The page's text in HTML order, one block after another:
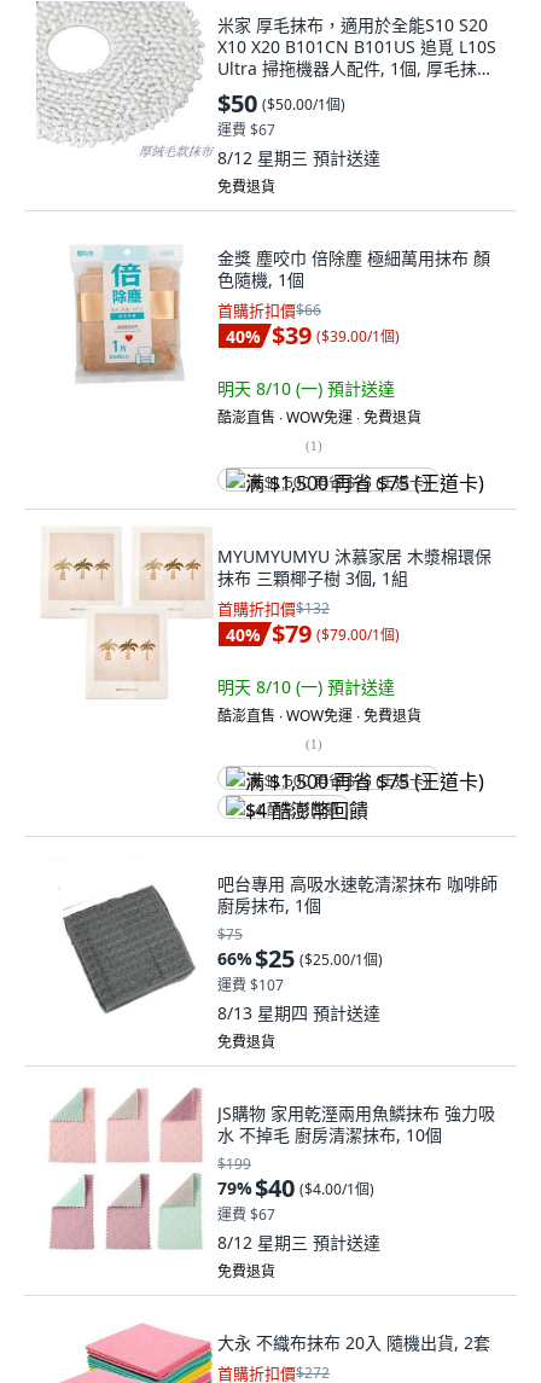
米家 厚毛抹布，適用於全能S10 S20
X10 X20 B101CN B101US 追覓 L10S
Ultra 掃拖機器人配件, 1個, 厚毛抹布
(S10+ X10+) 適用
$50 ($50.00/1個)
運費 $67
8/12 星期三 預計送達
免費退貨
金獎 塵咬巾 倍除塵 極細萬用抹布 顏
色隨機, 1個
首購折扣價$66
40% $39 ($39.00/1個)
明天 8/10 (一) 預計送達
酷澎直售 ∙ WOW免運 ∙ 免費退貨
(1)
满 $1,500 再省 $75 (王道卡)
MYUMYUMYU 沐慕家居 木漿棉環保
抹布 三顆椰子樹 3個, 1組
首購折扣價$132
40% $79 ($79.00/1個)
明天 8/10 (一) 預計送達
酷澎直售 ∙ WOW免運 ∙ 免費退貨
(1)
满 $1,500 再省 $75 (王道卡)
$4 酷澎幣回饋
吧台專用 高吸水速乾清潔抹布 咖啡師
廚房抹布, 1個
$75
66%$25 ($25.00/1個)
運費 $107
8/13 星期四 預計送達
免費退貨
JS購物 家用乾溼兩用魚鱗抹布 強力吸
水 不掉毛 廚房清潔抹布, 10個
$199
79%$40 ($4.00/1個)
運費 $67
8/12 星期三 預計送達
免費退貨
大永 不織布抹布 20入 隨機出貨, 2套
首購折扣價$272